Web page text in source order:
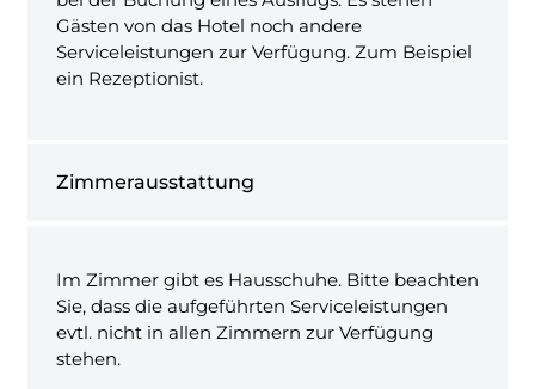
Gästen von das Hotel noch andere
Serviceleistungen zur Verfügung. Zum Beispiel
ein Rezeptionist.
Zimmerausstattung
Im Zimmer gibt es Hausschuhe. Bitte beachten
Sie, dass die aufgeführten Serviceleistungen
evtl. nicht in allen Zimmern zur Verfügung
stehen.